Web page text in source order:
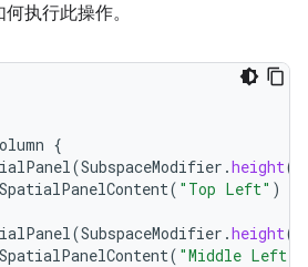
执行此操作。
{
(SubspaceModifier .height(
SpatialPanelContent( "Top Left" )
(SubspaceModifier .height(
SpatialPanelContent( "Middle Left"